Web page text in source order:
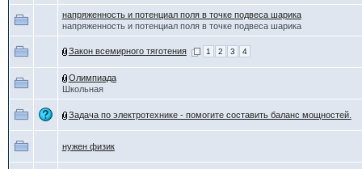
напряженность и потенциал поля в точке подвеса шарика
напряженность и потенциал поля в точке подвеса шарика
Закон всемирного тяготения 1 2 3 4
Олимпиада
Школьная
Задача по электротехнике - помогите составить баланс мощностей.
нужен физик